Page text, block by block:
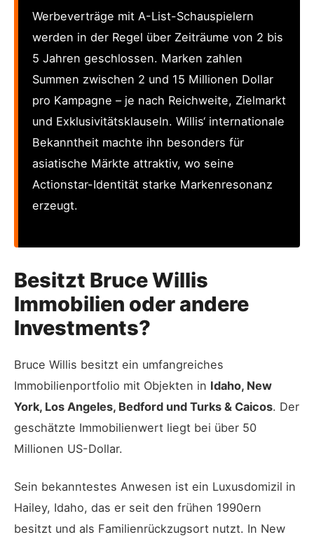
Werbeverträge mit A-List-Schauspielern
werden in der Regel über Zeiträume von 2 bis
5 Jahren geschlossen. Marken zahlen
Summen zwischen 2 und 15 Millionen Dollar
pro Kampagne – je nach Reichweite, Zielmarkt
und Exklusivitätsklauseln. Willis‘ internationale
Bekanntheit machte ihn besonders für
asiatische Märkte attraktiv, wo seine
Actionstar-Identität starke Markenresonanz
erzeugt.
Besitzt Bruce Willis
Immobilien oder andere
Investments?
Bruce Willis besitzt ein umfangreiches
Immobilienportfolio mit Objekten in Idaho, New
York, Los Angeles, Bedford und Turks & Caicos. Der
geschätzte Immobilienwert liegt bei über 50
Millionen US-Dollar.
Sein bekanntestes Anwesen ist ein Luxusdomizil in
Hailey, Idaho, das er seit den frühen 1990ern
besitzt und als Familienrückzugsort nutzt. In New